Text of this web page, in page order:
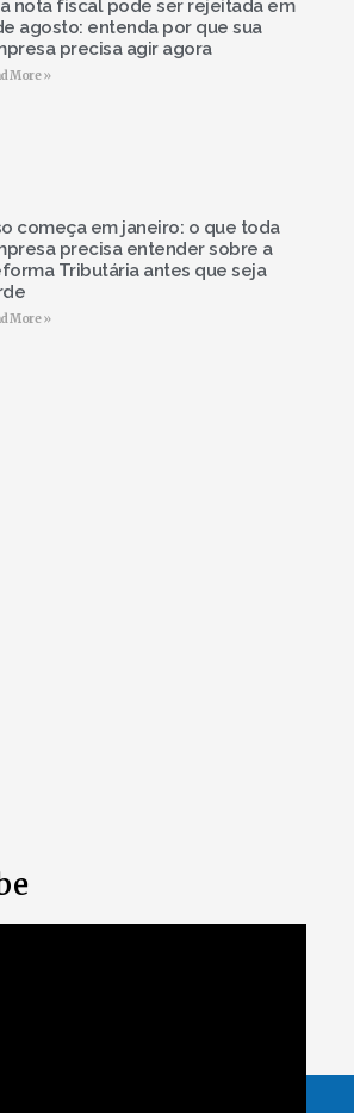
nota fiscal pode ser rejeitada em
agosto: entenda por que sua
precisa agir agora
More »
começa em janeiro: o que toda
precisa entender sobre a
Tributária antes que seja
More »